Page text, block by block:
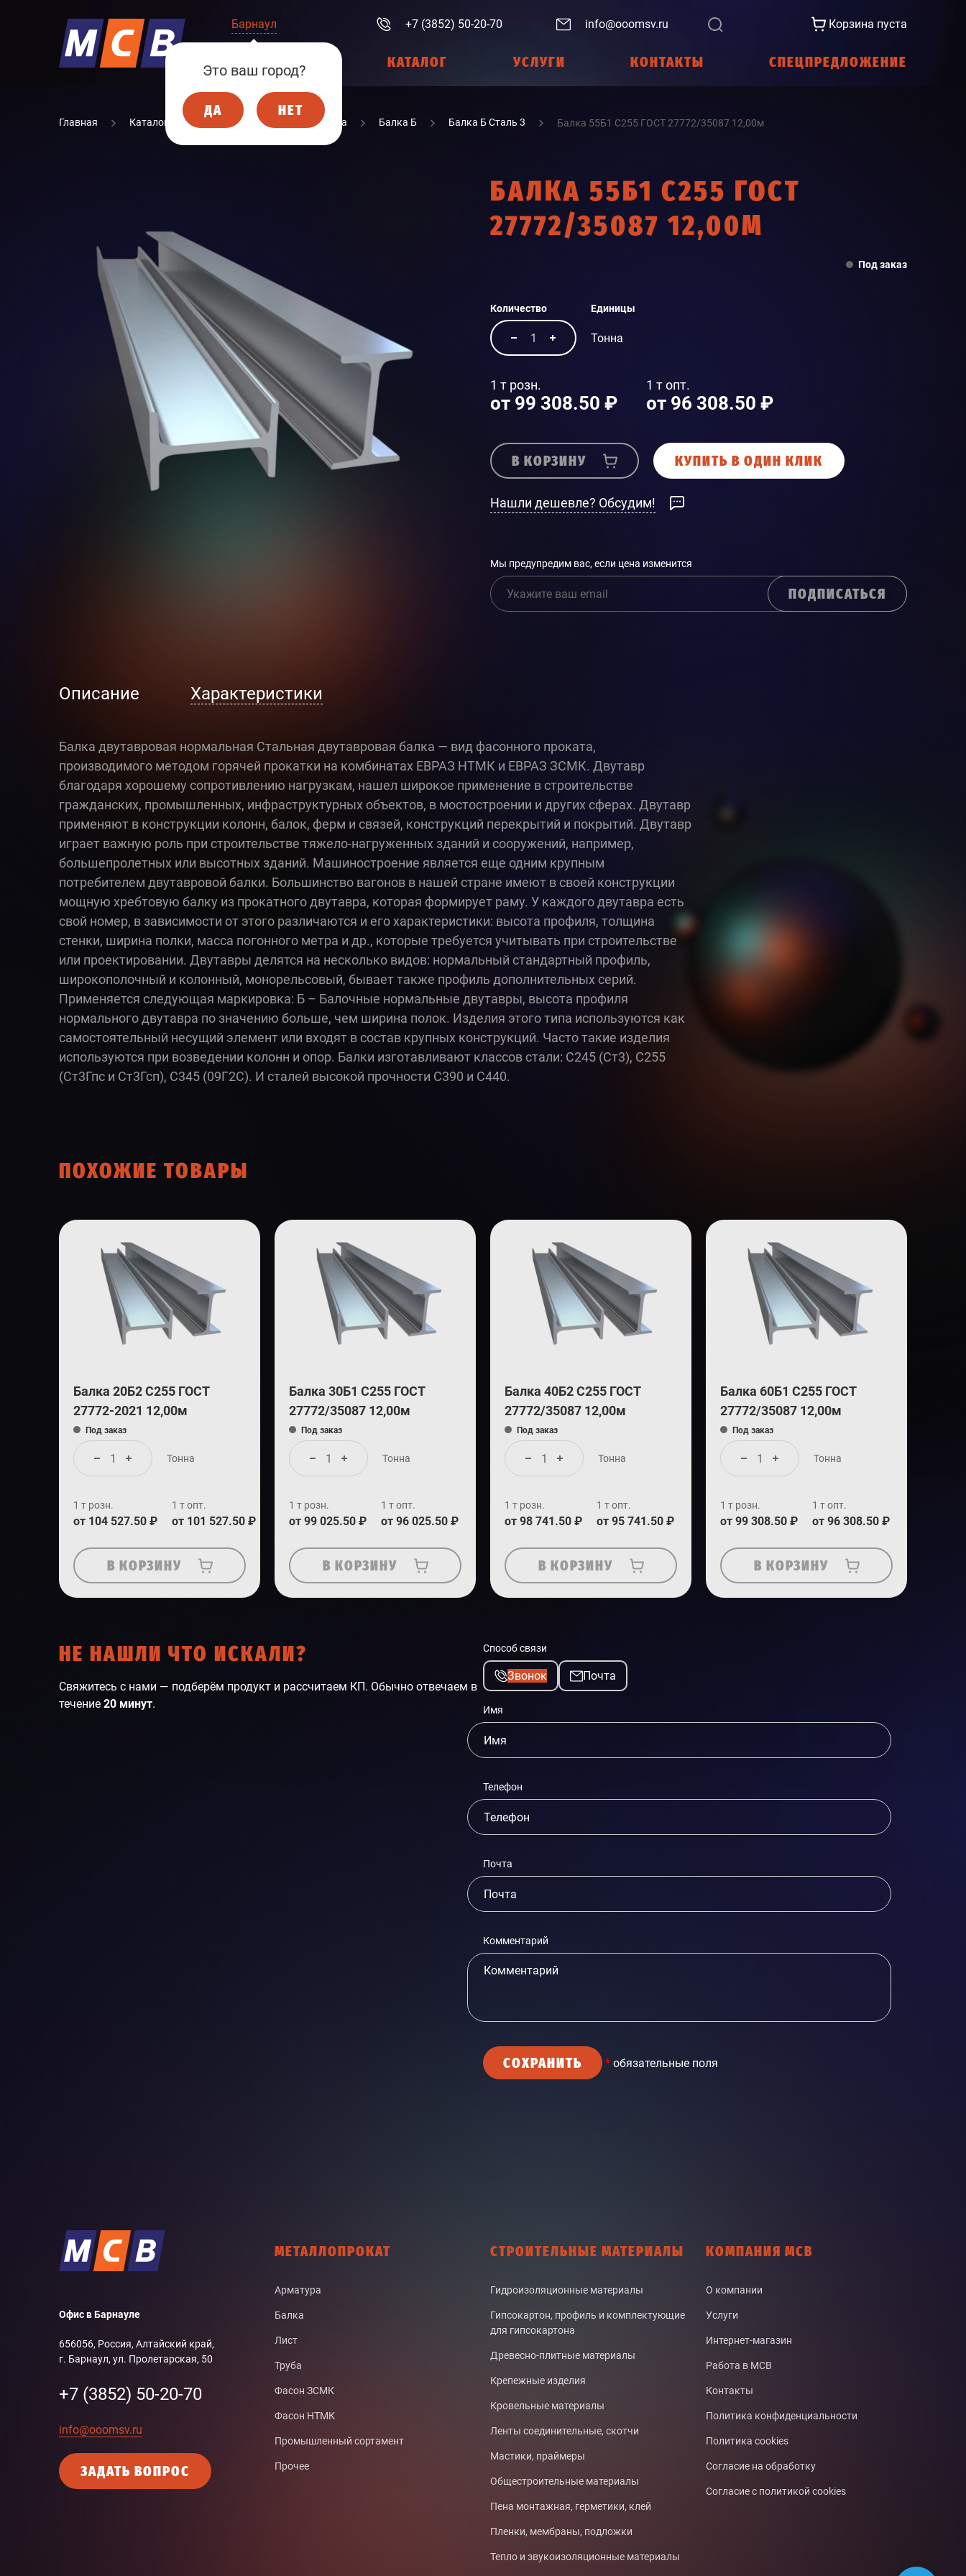
Барнаул +7 (3852) 50-20-70 info@ooomsv.ru
КОМПАНИЯ КАТАЛОГ УСЛУГИ КОНТАКТЫ СПЕЦПРЕДЛОЖЕНИЕ
Корзина пуста
Главная Каталог МЕТАЛЛОПРОКАТ Балка Балка Б Балка Б Сталь 3 Балка 55Б1 С255 ГОСТ 27772/35087 12,00м
БАЛКА 55Б1 С255 ГОСТ
27772/35087 12,00М
Под заказ
Количество Единицы
Тонна
1 т розн.
от 99 308.50 ₽
1 т опт.
от 96 308.50 ₽
В КОРЗИНУ КУПИТЬ В ОДИН КЛИК
Нашли дешевле? Обсудим!
Мы предупредим вас, если цена изменится
ПОДПИСАТЬСЯ
Описание Характеристики
Балка двутавровая нормальная Стальная двутавровая балка — вид фасонного проката,
производимого методом горячей прокатки на комбинатах ЕВРАЗ НТМК и ЕВРАЗ ЗСМК. Двутавр
благодаря хорошему сопротивлению нагрузкам, нашел широкое применение в строительстве
гражданских, промышленных, инфраструктурных объектов, в мостостроении и других сферах. Двутавр
применяют в конструкции колонн, балок, ферм и связей, конструкций перекрытий и покрытий. Двутавр
играет важную роль при строительстве тяжело-нагруженных зданий и сооружений, например,
большепролетных или высотных зданий. Машиностроение является еще одним крупным
потребителем двутавровой балки. Большинство вагонов в нашей стране имеют в своей конструкции
мощную хребтовую балку из прокатного двутавра, которая формирует раму. У каждого двутавра есть
свой номер, в зависимости от этого различаются и его характеристики: высота профиля, толщина
стенки, ширина полки, масса погонного метра и др., которые требуется учитывать при строительстве
или проектировании. Двутавры делятся на несколько видов: нормальный стандартный профиль,
широкополочный и колонный, монорельсовый, бывает также профиль дополнительных серий.
Применяется следующая маркировка: Б – Балочные нормальные двутавры, высота профиля
нормального двутавра по значению больше, чем ширина полок. Изделия этого типа используются как
самостоятельный несущий элемент или входят в состав крупных конструкций. Часто такие изделия
используются при возведении колонн и опор. Балки изготавливают классов стали: С245 (Ст3), С255
(Ст3Гпс и Ст3Гсп), С345 (09Г2С). И сталей высокой прочности С390 и С440.
ПОХОЖИЕ ТОВАРЫ
Балка 20Б2 С255 ГОСТ
27772-2021 12,00м
Под заказ
Тонна
1 т розн.
от 104 527.50 ₽
1 т опт.
от 101 527.50 ₽
В КОРЗИНУ
Балка 30Б1 С255 ГОСТ
27772/35087 12,00м
Под заказ
Тонна
1 т розн.
от 99 025.50 ₽
1 т опт.
от 96 025.50 ₽
В КОРЗИНУ
Балка 40Б2 С255 ГОСТ
27772/35087 12,00м
Под заказ
Тонна
1 т розн.
от 98 741.50 ₽
1 т опт.
от 95 741.50 ₽
В КОРЗИНУ
Балка 60Б1 С255 ГОСТ
27772/35087 12,00м
Под заказ
Тонна
1 т розн.
от 99 308.50 ₽
1 т опт.
от 96 308.50 ₽
В КОРЗИНУ
НЕ НАШЛИ ЧТО ИСКАЛИ?
Свяжитесь с нами — подберём продукт и рассчитаем КП. Обычно отвечаем в
течение 20 минут.
Способ связи
Звонок Почта
Имя
Телефон
Почта
Комментарий
СОХРАНИТЬ * обязательные поля
МЕТАЛЛОПРОКАТ
Арматура
Балка
Лист
Труба
Фасон ЗСМК
Фасон НТМК
Промышленный сортамент
Прочее
СТРОИТЕЛЬНЫЕ МАТЕРИАЛЫ
Гидроизоляционные материалы
Гипсокартон, профиль и комплектующие
для гипсокартона
Древесно-плитные материалы
Крепежные изделия
Кровельные материалы
Ленты соединительные, скотчи
Мастики, праймеры
Общестроительные материалы
Пена монтажная, герметики, клей
Пленки, мембраны, подложки
Тепло и звукоизоляционные материалы
КОМПАНИЯ МСВ
О компании
Услуги
Интернет-магазин
Работа в МСВ
Контакты
Политика конфиденциальности
Политика cookies
Согласие на обработку
Согласие с политикой cookies
Офис в Барнауле
656056, Россия, Алтайский край,
г. Барнаул, ул. Пролетарская, 50
+7 (3852) 50-20-70
info@ooomsv.ru
ЗАДАТЬ ВОПРОС
Это ваш город?
ДА НЕТ